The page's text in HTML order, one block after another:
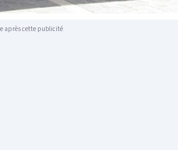
après cette publicité